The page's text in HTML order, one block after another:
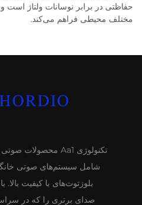
حفاظتی در برابر نوسانات ولتاژ است
مختلف محیطی فراهم می‌کند.
شامل سیستم‌های صوتی
صدای برتری را که در